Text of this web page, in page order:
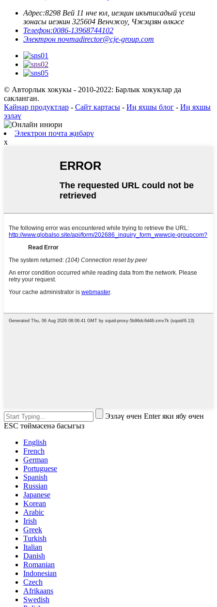
Адрес:8298 Вей 11 нче юл, ueэцин икътисадый үсеш
зонасы ueэкин 325604 Венчжоу, Чжэцзян өлкәсе
Телефон:0086-13968744102
Электрон почтаdirector@cje-group.com
© Авторлык хокукы - 2010-2022: Барлык хокуклар да
сакланган.
Кайнар продуктлар - Сайт картасы - Иң яхшы блог - Иң яхшы
эзләү
Электрон почта җибәрү
x
Эзләү өчен Enter яки ябу өчен
ESC төймәсенә басыгыз
English
French
German
Portuguese
Spanish
Russian
Japanese
Korean
Arabic
Irish
Greek
Turkish
Italian
Danish
Romanian
Indonesian
Czech
Afrikaans
Swedish